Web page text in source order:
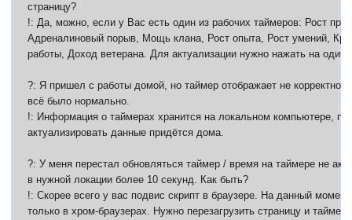
страницу?
!: Да, можно, если у Вас есть один из рабочих таймеров: Рост
Адреналиновый порыв, Мощь клана, Рост опыта, Рост умений,
работы, Доход ветерана. Для актуализации нужно нажать на один
?: Я пришел с работы домой, но таймер отображает не корректное
всё было нормально.
!: Информация о таймерах хранится на локальном компьютере,
актуализировать данные придётся дома.
?: У меня перестал обновляться таймер / время на таймере не
в нужной локации более 10 секунд. Как быть?
!: Скорее всего у вас подвис скрипт в браузере. На данный
только в хром-браузерах. Нужно перезагрузить страницу и